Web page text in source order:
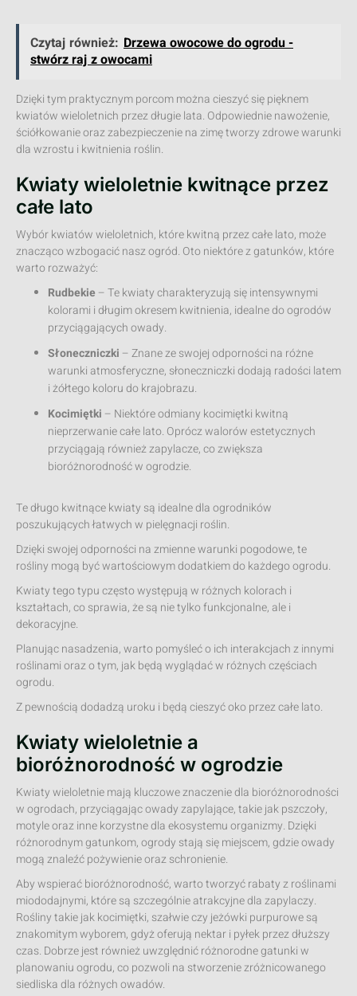
Czytaj również: Drzewa owocowe do ogrodu -
stwórz raj z owocami
Dzięki tym praktycznym porcom można cieszyć się pięknem
kwiatów wieloletnich przez długie lata. Odpowiednie nawożenie,
ściółkowanie oraz zabezpieczenie na zimę tworzy zdrowe warunki
dla wzrostu i kwitnienia roślin.
Kwiaty wieloletnie kwitnące przez
całe lato
Wybór kwiatów wieloletnich, które kwitną przez całe lato, może
znacząco wzbogacić nasz ogród. Oto niektóre z gatunków, które
warto rozważyć:
Rudbekie – Te kwiaty charakteryzują się intensywnymi
kolorami i długim okresem kwitnienia, idealne do ogrodów
przyciągających owady.
Słoneczniczki – Znane ze swojej odporności na różne
warunki atmosferyczne, słoneczniczki dodają radości latem
i żółtego koloru do krajobrazu.
Kocimiętki – Niektóre odmiany kocimiętki kwitną
nieprzerwanie całe lato. Oprócz walorów estetycznych
przyciągają również zapylacze, co zwiększa
bioróżnorodność w ogrodzie.
Te długo kwitnące kwiaty są idealne dla ogrodników
poszukujących łatwych w pielęgnacji roślin.
Dzięki swojej odporności na zmienne warunki pogodowe, te
rośliny mogą być wartościowym dodatkiem do każdego ogrodu.
Kwiaty tego typu często występują w różnych kolorach i
kształtach, co sprawia, że są nie tylko funkcjonalne, ale i
dekoracyjne.
Planując nasadzenia, warto pomyśleć o ich interakcjach z innymi
roślinami oraz o tym, jak będą wyglądać w różnych częściach
ogrodu.
Z pewnością dodadzą uroku i będą cieszyć oko przez całe lato.
Kwiaty wieloletnie a
bioróżnorodność w ogrodzie
Kwiaty wieloletnie mają kluczowe znaczenie dla bioróżnorodności
w ogrodach, przyciągając owady zapylające, takie jak pszczoły,
motyle oraz inne korzystne dla ekosystemu organizmy. Dzięki
różnorodnym gatunkom, ogrody stają się miejscem, gdzie owady
mogą znaleźć pożywienie oraz schronienie.
Aby wspierać bioróżnorodność, warto tworzyć rabaty z roślinami
miododajnymi, które są szczególnie atrakcyjne dla zapylaczy.
Rośliny takie jak kocimiętki, szałwie czy jeżówki purpurowe są
znakomitym wyborem, gdyż oferują nektar i pyłek przez dłuższy
czas. Dobrze jest również uwzględnić różnorodne gatunki w
planowaniu ogrodu, co pozwoli na stworzenie zróżnicowanego
siedliska dla różnych owadów.